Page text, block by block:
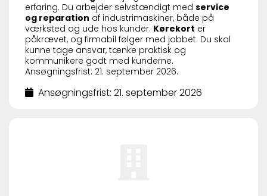
erfaring. Du arbejder selvstændigt med service
og reparation af industrimaskiner, både på
værksted og ude hos kunder. Kørekort er
påkrævet, og firmabil følger med jobbet. Du skal
kunne tage ansvar, tænke praktisk og
kommunikere godt med kunderne.
Ansøgningsfrist: 21. september 2026.
Ansøgningsfrist: 21. september 2026